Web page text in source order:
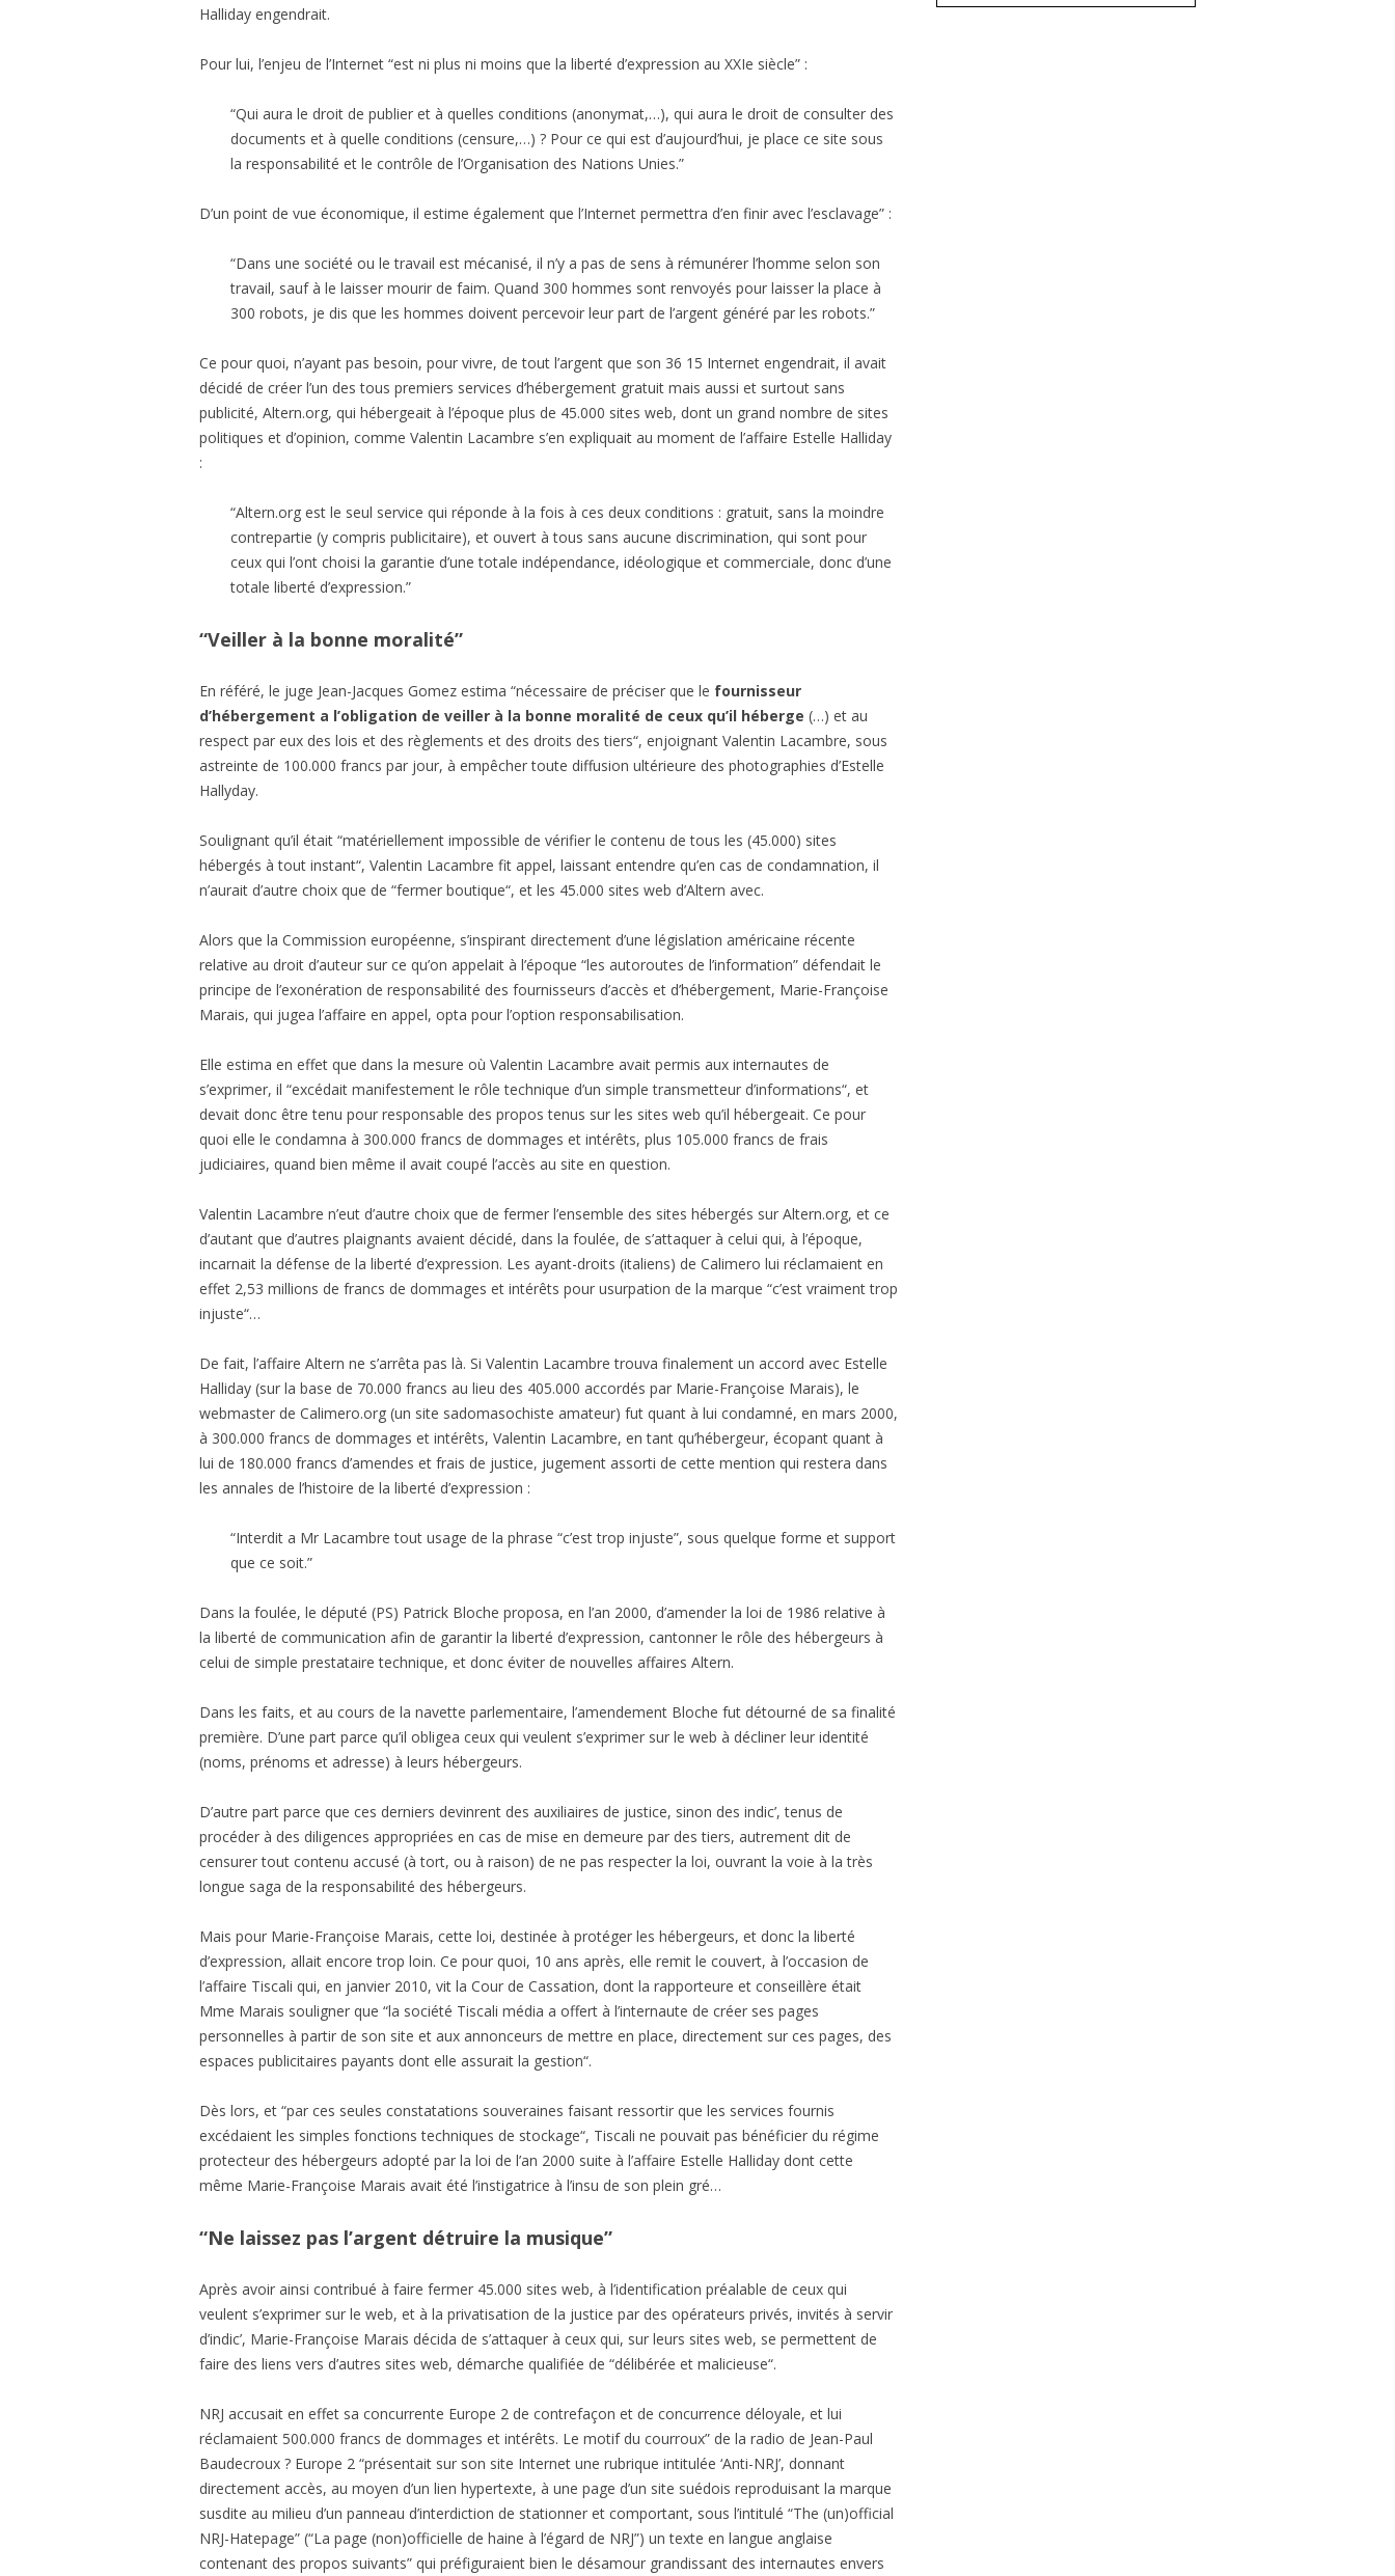
Halliday engendrait.
Pour lui, l’enjeu de l’Internet “est ni plus ni moins que la liberté d’expression au XXIe siècle” :
“Qui aura le droit de publier et à quelles conditions (anonymat,…), qui aura le droit de consulter des
documents et à quelle conditions (censure,…) ? Pour ce qui est d’aujourd’hui, je place ce site sous
la responsabilité et le contrôle de l’Organisation des Nations Unies.”
D’un point de vue économique, il estime également que l’Internet permettra d’en finir avec l’esclavage” :
“Dans une société ou le travail est mécanisé, il n’y a pas de sens à rémunérer l’homme selon son
travail, sauf à le laisser mourir de faim. Quand 300 hommes sont renvoyés pour laisser la place à
300 robots, je dis que les hommes doivent percevoir leur part de l’argent généré par les robots.”
Ce pour quoi, n’ayant pas besoin, pour vivre, de tout l’argent que son 36 15 Internet engendrait, il avait
décidé de créer l’un des tous premiers services d’hébergement gratuit mais aussi et surtout sans
publicité, Altern.org, qui hébergeait à l’époque plus de 45.000 sites web, dont un grand nombre de sites
politiques et d’opinion, comme Valentin Lacambre s’en expliquait au moment de l’affaire Estelle Halliday
:
“Altern.org est le seul service qui réponde à la fois à ces deux conditions : gratuit, sans la moindre
contrepartie (y compris publicitaire), et ouvert à tous sans aucune discrimination, qui sont pour
ceux qui l’ont choisi la garantie d’une totale indépendance, idéologique et commerciale, donc d’une
totale liberté d’expression.”
“Veiller à la bonne moralité”
En référé, le juge Jean-Jacques Gomez estima “nécessaire de préciser que le fournisseur
d’hébergement a l’obligation de veiller à la bonne moralité de ceux qu’il héberge (…) et au
respect par eux des lois et des règlements et des droits des tiers“, enjoignant Valentin Lacambre, sous
astreinte de 100.000 francs par jour, à empêcher toute diffusion ultérieure des photographies d’Estelle
Hallyday.
Soulignant qu’il était “matériellement impossible de vérifier le contenu de tous les (45.000) sites
hébergés à tout instant“, Valentin Lacambre fit appel, laissant entendre qu’en cas de condamnation, il
n’aurait d’autre choix que de “fermer boutique“, et les 45.000 sites web d’Altern avec.
Alors que la Commission européenne, s’inspirant directement d’une législation américaine récente
relative au droit d’auteur sur ce qu’on appelait à l’époque “les autoroutes de l’information” défendait le
principe de l’exonération de responsabilité des fournisseurs d’accès et d’hébergement, Marie-Françoise
Marais, qui jugea l’affaire en appel, opta pour l’option responsabilisation.
Elle estima en effet que dans la mesure où Valentin Lacambre avait permis aux internautes de
s’exprimer, il “excédait manifestement le rôle technique d’un simple transmetteur d’informations“, et
devait donc être tenu pour responsable des propos tenus sur les sites web qu’il hébergeait. Ce pour
quoi elle le condamna à 300.000 francs de dommages et intérêts, plus 105.000 francs de frais
judiciaires, quand bien même il avait coupé l’accès au site en question.
Valentin Lacambre n’eut d’autre choix que de fermer l’ensemble des sites hébergés sur Altern.org, et ce
d’autant que d’autres plaignants avaient décidé, dans la foulée, de s’attaquer à celui qui, à l’époque,
incarnait la défense de la liberté d’expression. Les ayant-droits (italiens) de Calimero lui réclamaient en
effet 2,53 millions de francs de dommages et intérêts pour usurpation de la marque “c’est vraiment trop
injuste“…
De fait, l’affaire Altern ne s’arrêta pas là. Si Valentin Lacambre trouva finalement un accord avec Estelle
Halliday (sur la base de 70.000 francs au lieu des 405.000 accordés par Marie-Françoise Marais), le
webmaster de Calimero.org (un site sadomasochiste amateur) fut quant à lui condamné, en mars 2000,
à 300.000 francs de dommages et intérêts, Valentin Lacambre, en tant qu’hébergeur, écopant quant à
lui de 180.000 francs d’amendes et frais de justice, jugement assorti de cette mention qui restera dans
les annales de l’histoire de la liberté d’expression :
“Interdit a Mr Lacambre tout usage de la phrase “c’est trop injuste”, sous quelque forme et support
que ce soit.”
Dans la foulée, le député (PS) Patrick Bloche proposa, en l’an 2000, d’amender la loi de 1986 relative à
la liberté de communication afin de garantir la liberté d’expression, cantonner le rôle des hébergeurs à
celui de simple prestataire technique, et donc éviter de nouvelles affaires Altern.
Dans les faits, et au cours de la navette parlementaire, l’amendement Bloche fut détourné de sa finalité
première. D’une part parce qu’il obligea ceux qui veulent s’exprimer sur le web à décliner leur identité
(noms, prénoms et adresse) à leurs hébergeurs.
D’autre part parce que ces derniers devinrent des auxiliaires de justice, sinon des indic’, tenus de
procéder à des diligences appropriées en cas de mise en demeure par des tiers, autrement dit de
censurer tout contenu accusé (à tort, ou à raison) de ne pas respecter la loi, ouvrant la voie à la très
longue saga de la responsabilité des hébergeurs.
Mais pour Marie-Françoise Marais, cette loi, destinée à protéger les hébergeurs, et donc la liberté
d’expression, allait encore trop loin. Ce pour quoi, 10 ans après, elle remit le couvert, à l’occasion de
l’affaire Tiscali qui, en janvier 2010, vit la Cour de Cassation, dont la rapporteure et conseillère était
Mme Marais souligner que “la société Tiscali média a offert à l’internaute de créer ses pages
personnelles à partir de son site et aux annonceurs de mettre en place, directement sur ces pages, des
espaces publicitaires payants dont elle assurait la gestion“.
Dès lors, et “par ces seules constatations souveraines faisant ressortir que les services fournis
excédaient les simples fonctions techniques de stockage“, Tiscali ne pouvait pas bénéficier du régime
protecteur des hébergeurs adopté par la loi de l’an 2000 suite à l’affaire Estelle Halliday dont cette
même Marie-Françoise Marais avait été l’instigatrice à l’insu de son plein gré…
“Ne laissez pas l’argent détruire la musique”
Après avoir ainsi contribué à faire fermer 45.000 sites web, à l’identification préalable de ceux qui
veulent s’exprimer sur le web, et à la privatisation de la justice par des opérateurs privés, invités à servir
d’indic’, Marie-Françoise Marais décida de s’attaquer à ceux qui, sur leurs sites web, se permettent de
faire des liens vers d’autres sites web, démarche qualifiée de “délibérée et malicieuse“.
NRJ accusait en effet sa concurrente Europe 2 de contrefaçon et de concurrence déloyale, et lui
réclamaient 500.000 francs de dommages et intérêts. Le motif du courroux” de la radio de Jean-Paul
Baudecroux ? Europe 2 “présentait sur son site Internet une rubrique intitulée ‘Anti-NRJ’, donnant
directement accès, au moyen d’un lien hypertexte, à une page d’un site suédois reproduisant la marque
susdite au milieu d’un panneau d’interdiction de stationner et comportant, sous l’intitulé “The (un)official
NRJ-Hatepage” (“La page (non)officielle de haine à l’égard de NRJ”) un texte en langue anglaise
contenant des propos suivants” qui préfiguraient bien le désamour grandissant des internautes envers